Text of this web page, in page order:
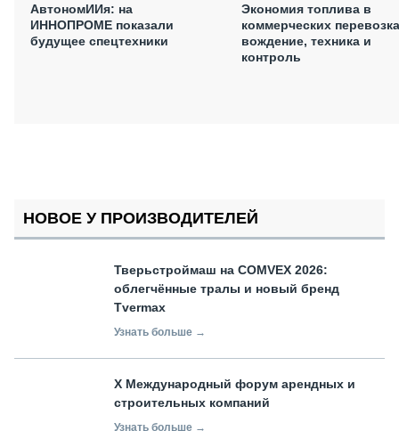
АвтономИИя: на
ИННОПРОМЕ показали
будущее спецтехники
Экономия топлива в
коммерческих
вождение, техника и
контроль
НОВОЕ У ПРОИЗВОДИТЕЛЕЙ
Тверьстроймаш на COMVEX 2026:
облегчённые тралы и новый бренд
Tvermax
Узнать больше →
X Международный форум арендных и
строительных компаний
Узнать больше →